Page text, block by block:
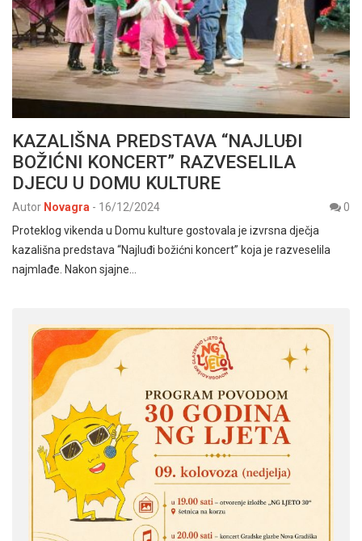
KAZALIŠNA PREDSTAVA “NAJLUĐI
BOŽIĆNI KONCERT” RAZVESELILA
DJECU U DOMU KULTURE
Autor Novagra - 16/12/2024
0
Proteklog vikenda u Domu kulture gostovala je izvrsna dječja
kazališna predstava “Najluđi božićni koncert” koja je razveselila
najmlađe. Nakon sjajne…